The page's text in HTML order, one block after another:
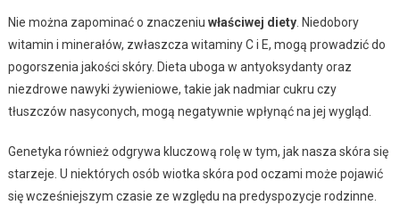
Nie można zapominać o znaczeniu właściwej diety. Niedobory
witamin i minerałów, zwłaszcza witaminy C i E, mogą prowadzić do
pogorszenia jakości skóry. Dieta uboga w antyoksydanty oraz
niezdrowe nawyki żywieniowe, takie jak nadmiar cukru czy
tłuszczów nasyconych, mogą negatywnie wpłynąć na jej wygląd.
Genetyka również odgrywa kluczową rolę w tym, jak nasza skóra się
starzeje. U niektórych osób wiotka skóra pod oczami może pojawić
się wcześniejszym czasie ze względu na predyspozycje rodzinne.